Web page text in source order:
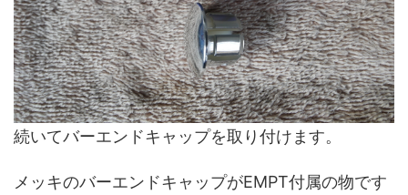
続いてバーエンドキャップを取り付けます。
メッキのバーエンドキャップがEMPT付属の物です